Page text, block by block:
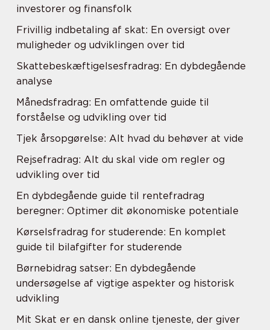
investorer og finansfolk
Frivillig indbetaling af skat: En oversigt over
muligheder og udviklingen over tid
Skattebeskæftigelsesfradrag: En dybdegående
analyse
Månedsfradrag: En omfattende guide til
forståelse og udvikling over tid
Tjek årsopgørelse: Alt hvad du behøver at vide
Rejsefradrag: Alt du skal vide om regler og
udvikling over tid
En dybdegående guide til rentefradrag
beregner: Optimer dit økonomiske potentiale
Kørselsfradrag for studerende: En komplet
guide til bilafgifter for studerende
Børnebidrag satser: En dybdegående
undersøgelse af vigtige aspekter og historisk
udvikling
Mit Skat er en dansk online tjeneste, der giver